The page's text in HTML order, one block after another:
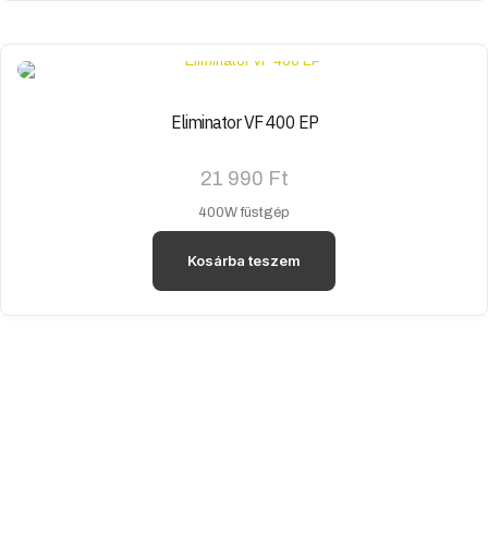
Eliminator VF 400 EP
21 990 Ft
400W füstgép
Kosárba teszem